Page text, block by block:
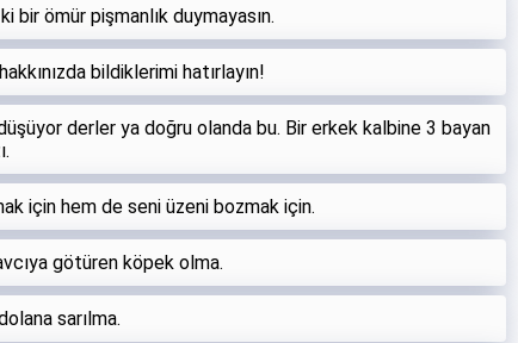
bir ömür pişmanlık duymayasın.
bildiklerimi hatırlayın!
derler ya doğru olanda bu. Bir erkek kalbine 3 bayan
için hem de seni üzeni bozmak için.
götüren köpek olma.
sarılma.